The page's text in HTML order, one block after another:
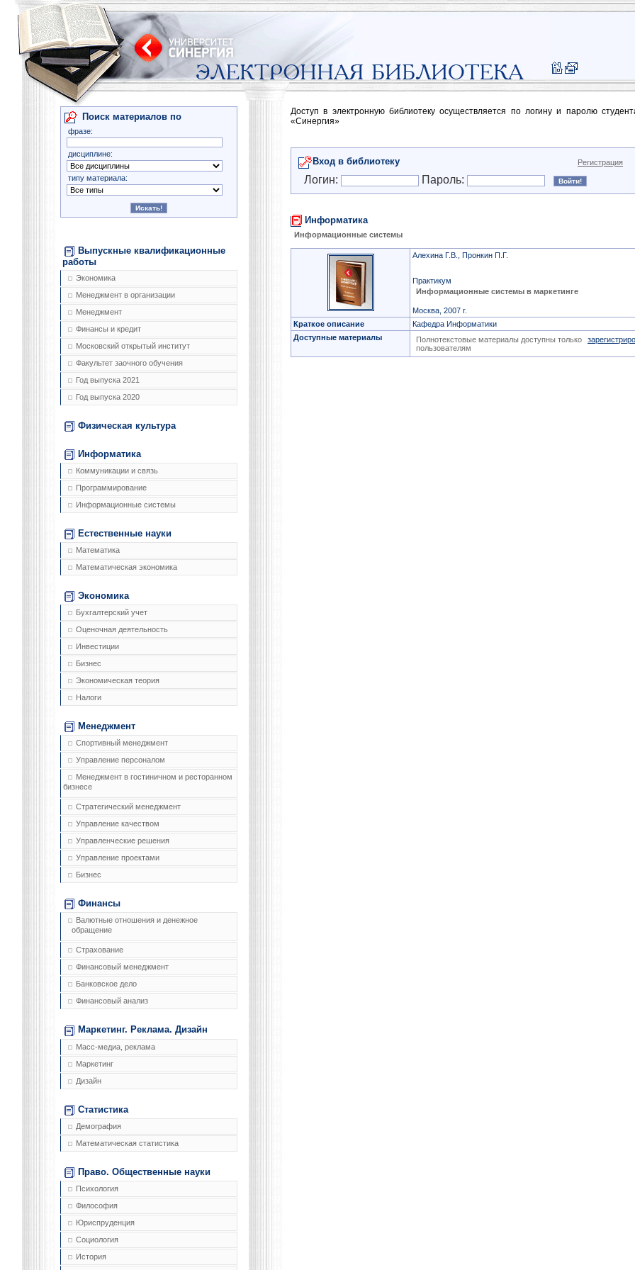
Поиск материалов по
фразе:
дисциплине:
типу материала:
Выпускные квалификационные
работы
Экономика
Менеджмент в организации
Менеджмент
Финансы и кредит
Московский открытый институт
Факультет заочного обучения
Год выпуска 2021
Год выпуска 2020
Физическая культура
Информатика
Коммуникации и связь
Программирование
Информационные системы
Естественные науки
Математика
Математическая экономика
Экономика
Бухгалтерский учет
Оценочная деятельность
Инвестиции
Бизнес
Экономическая теория
Налоги
Менеджмент
Спортивный менеджмент
Управление персоналом
Менеджмент в гостиничном и ресторанном
бизнесе
Стратегический менеджмент
Управление качеством
Управленческие решения
Управление проектами
Бизнес
Финансы
Валютные отношения и денежное
обращение
Страхование
Финансовый менеджмент
Банковское дело
Финансовый анализ
Маркетинг. Реклама. Дизайн
Масс-медиа, реклама
Маркетинг
Дизайн
Статистика
Демография
Математическая статистика
Право. Общественные науки
Психология
Философия
Юриспруденция
Социология
История
Доступ в электронную библиотеку осуществляется по логину и паролю
«Синергия»
Вход в библиотеку Регистрация
Логин: Пароль:
Информатика
Информационные системы
Алехина Г.В., Пронкин П.Г.
Практикум
Информационные системы в маркетинге
Москва, 2007 г.
Краткое описание
Кафедра Информатики
Доступные материалы
Полнотекстовые материалы доступны только
пользователям